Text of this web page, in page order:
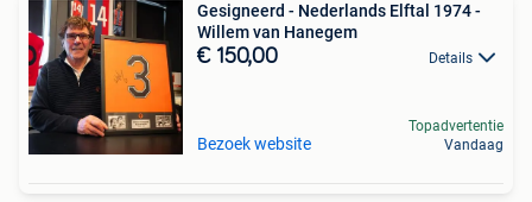
Gesigneerd - Nederlands Elftal 1974 -
Willem van Hanegem
€ 150,00 Details
Bezoek website
Topadvertentie
Vandaag